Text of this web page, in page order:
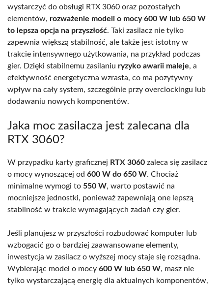
wystarczyć do obsługi RTX 3060 oraz pozostałych
elementów, rozważenie modeli o mocy 600 W lub 650 W
to lepsza opcja na przyszłość. Taki zasilacz nie tylko
zapewnia większą stabilność, ale także jest istotny w
trakcie intensywnego użytkowania, na przykład podczas
gier. Dzięki stabilnemu zasilaniu ryzyko awarii maleje, a
efektywność energetyczna wzrasta, co ma pozytywny
wpływ na cały system, szczególnie przy overclockingu lub
dodawaniu nowych komponentów.
Jaka moc zasilacza jest zalecana dla
RTX 3060?
W przypadku karty graficznej RTX 3060 zaleca się zasilacz
o mocy wynoszącej od 600 W do 650 W. Chociaż
minimalne wymogi to 550 W, warto postawić na
mocniejsze jednostki, ponieważ zapewniają one lepszą
stabilność w trakcie wymagających zadań czy gier.
Jeśli planujesz w przyszłości rozbudować komputer lub
wzbogacić go o bardziej zaawansowane elementy,
inwestycja w zasilacz o wyższej mocy staje się rozsądna.
Wybierając model o mocy 600 W lub 650 W, masz nie
tylko wystarczającą energię dla aktualnych komponentów,